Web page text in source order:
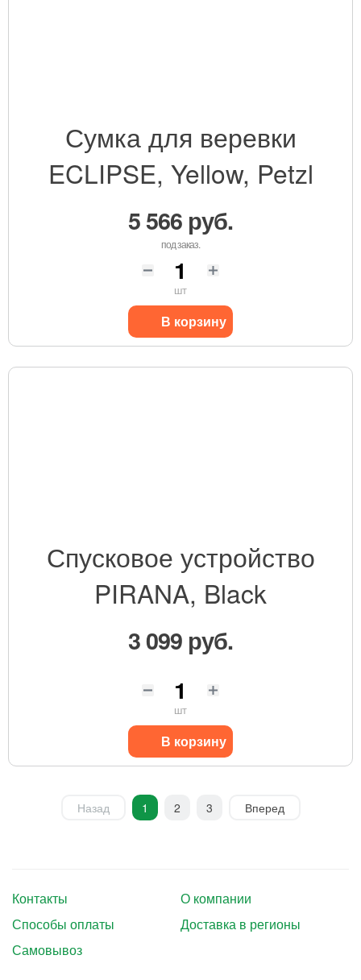
Сумка для веревки
ECLIPSE, Yellow, Petzl
5 566 руб.
под заказ.
шт
В корзину
Спусковое устройство
PIRANA, Black
3 099 руб.
шт
В корзину
Назад 1 2 3 Вперед
Контакты
О компании
Способы оплаты
Доставка в регионы
Самовывоз